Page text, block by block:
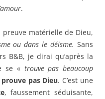
.
matérielle de Dieu,
ou dans le déisme.Sans
B&B, je dirai qu’après la
se « trouve pas beaucoup
prouve pas Dieu. C’est une
, faussement séduisante,